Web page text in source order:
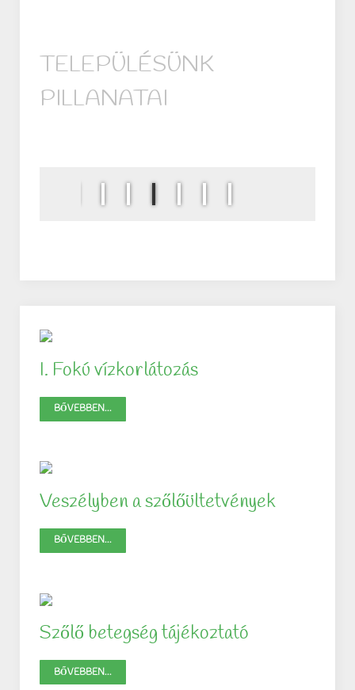
TELEPÜLÉSÜNK
PILLANATAI
I. Fokú vízkorlátozás
BŐVEBBEN...
Veszélyben a szőlőültetvények
BŐVEBBEN...
Szőlő betegség tájékoztató
BŐVEBBEN...